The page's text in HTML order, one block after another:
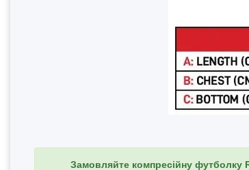
Замовляйте компресійну футболку